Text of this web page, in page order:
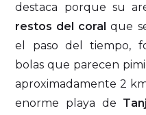
destaca porque su
restos del coral que
el paso del tiempo,
bolas que parecen
aproximadamente 2
enorme playa de